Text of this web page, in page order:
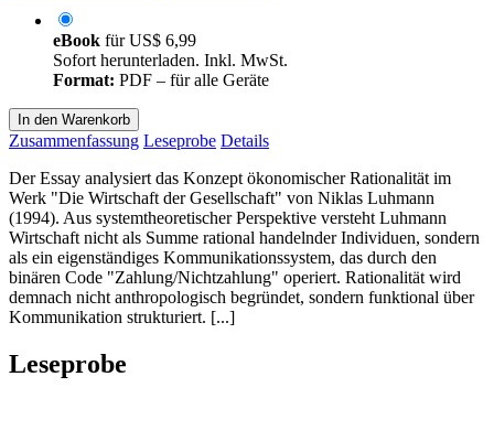
eBook fürUS$ 6,99
Sofort herunterladen. Inkl. MwSt.
Format: PDF – für alle Geräte
In den Warenkorb
Zusammenfassung Leseprobe Details
Der Essay analysiert das Konzept ökonomischer Rationalität im
Werk "Die Wirtschaft der Gesellschaft" von Niklas Luhmann
(1994). Aus systemtheoretischer Perspektive versteht Luhmann
Wirtschaft nicht als Summe rational handelnder Individuen, sondern
als ein eigenständiges Kommunikationssystem, das durch den
binären Code "Zahlung/Nichtzahlung" operiert. Rationalität wird
demnach nicht anthropologisch begründet, sondern funktional über
Kommunikation strukturiert. [...]
Leseprobe